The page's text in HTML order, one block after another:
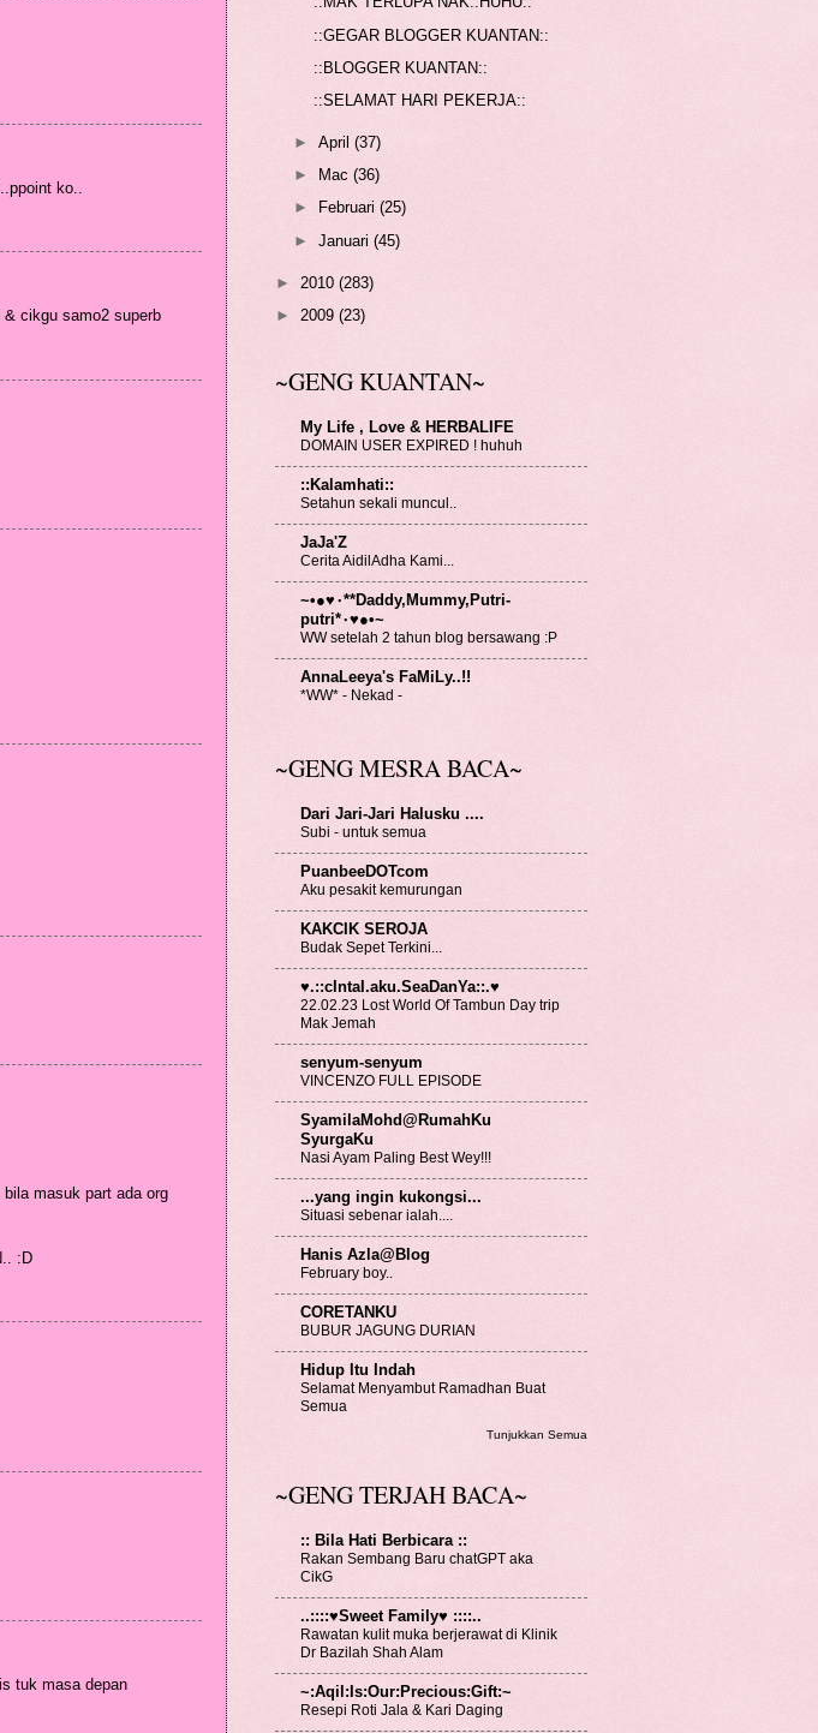
ko..
cikgu samo2 superb
masuk part ada org
:D
tuk masa depan
::GEGAR BLOGGER KUANTAN::
::BLOGGER KUANTAN::
::SELAMAT HARI PEKERJA::
►April(37)
►
Mac(36)
►
Februari(25)
►Januari(45)
► 2010 (283)
► 2009 (23)
~GENG KUANTAN~
My Life , Love & HERBALIFE
DOMAIN USER EXPIRED ! huhuh
::Kalamhati::
Setahun sekali muncul..
JaJa'Z
Cerita AidilAdha Kami...
~•●♥٠**Daddy,Mummy,Putri-
putri*٠♥●•~
WW setelah 2 tahun blog bersawang :P
AnnaLeeya's FaMiLy..!!
*WW* - Nekad -
~GENG MESRA BACA~
Dari Jari-Jari Halusku ....
Subi - untuk semua
PuanbeeDOTcom
Aku pesakit kemurungan
KAKCIK SEROJA
Budak Sepet Terkini...
♥.::cIntaI.aku.SeaDanYa::.♥
22.02.23 Lost World Of Tambun Day trip
Mak Jemah
senyum-senyum
VINCENZO FULL EPISODE
SyamilaMohd@RumahKu
SyurgaKu
Nasi Ayam Paling Best Wey!!!
...yang ingin kukongsi...
Situasi sebenar ialah....
Hanis Azla@Blog
February boy..
CORETANKU
BUBUR JAGUNG DURIAN
Hidup Itu Indah
Selamat Menyambut Ramadhan Buat
Semua
Tunjukkan Semua
~GENG TERJAH BACA~
:: Bila Hati Berbicara ::
Rakan Sembang Baru chatGPT aka
CikG
..::::♥Sweet Family♥ ::::..
Rawatan kulit muka berjerawat di Klinik
Dr Bazilah Shah Alam
~:Aqil:Is:Our:Precious:Gift:~
Resepi Roti Jala & Kari Daging